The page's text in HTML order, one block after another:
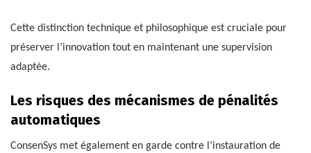
Cette distinction technique et philosophique est cruciale pour
préserver l’innovation tout en maintenant une supervision
adaptée.
Les risques des mécanismes de pénalités
automatiques
ConsenSys met également en garde contre l’instauration de